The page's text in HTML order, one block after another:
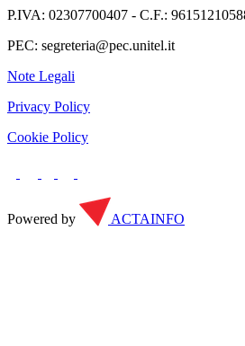
P.IVA: 02307700407 - C.F.:
PEC: segreteria@pec.unitel.it
Note Legali
Privacy Policy
Cookie Policy
Powered by ACTAINFO